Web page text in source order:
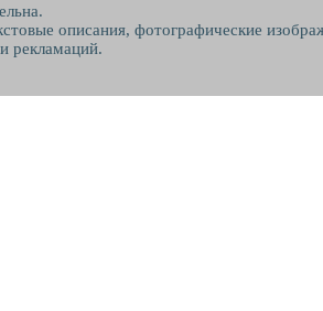
описания, фотографические
рекламаций.